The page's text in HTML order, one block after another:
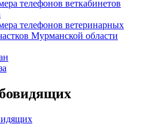
телефонов веткабинетов
телефонов ветеринарных
Мурманской области